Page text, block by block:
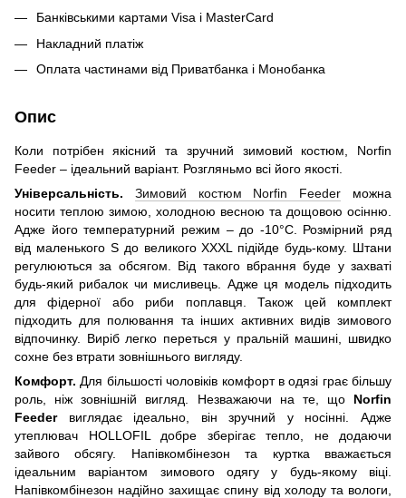
Банківськими картами Visa і MasterCard
Накладний платіж
Оплата частинами від Приватбанка і Монобанка
Опис
Коли потрібен якісний та зручний зимовий костюм, Norfin
Feeder – ідеальний варіант. Розгляньмо всі його якості.
Універсальність.
Зимовий костюм Norfin Feeder можна
носити теплою зимою, холодною весною та дощовою осінню.
Адже його температурний режим – до -10°C. Розмірний ряд
від маленького S до великого XXXL підійде будь-кому. Штани
регулюються за обсягом. Від такого вбрання буде у захваті
будь-який рибалок чи мисливець. Адже ця модель підходить
для фідерної або риби поплавця. Також цей комплект
підходить для полювання та інших активних видів зимового
відпочинку. Виріб легко переться у пральній машині, швидко
сохне без втрати зовнішнього вигляду.
Комфорт. Для більшості чоловіків комфорт в одязі грає більшу
роль, ніж зовнішній вигляд. Незважаючи на те, що Norfin
Feederвиглядає ідеально, він зручний у носінні. Адже
утеплювач HOLLOFIL добре зберігає тепло, не додаючи
зайвого обсягу. Напівкомбінезон та куртка вважається
ідеальним варіантом зимового одягу у будь-якому віці.
Напівкомбінезон надійно захищає спину від холоду та вологи,